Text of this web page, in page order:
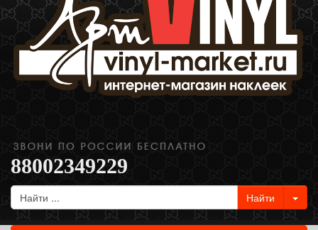
88002349229